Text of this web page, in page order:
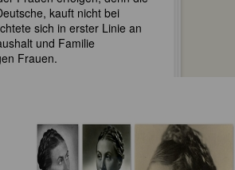
kauft nicht bei
sich in erster Linie an
und Familie
Frauen.